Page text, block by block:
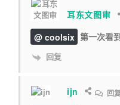
耳东文图审
@ coolsix 第一次看
回复
ijn 回